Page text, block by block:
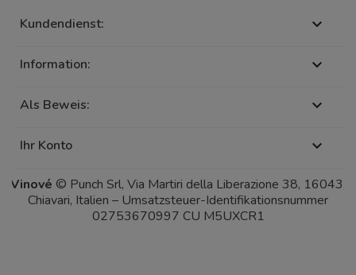
Kundendienst: 
Information: 
Als Beweis: 
Ihr Konto 
Vinové © Punch Srl, Via Martiri della Liberazione 38, 16043,
Chiavari, Italien – Umsatzsteuer-Identifikationsnummer
02753670997 CU M5UXCR1